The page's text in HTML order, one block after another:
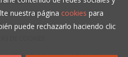
Y CONDICIONES
DE PRIVACIDAD
nuestra página cookies para
puede rechazarlo haciendo clic